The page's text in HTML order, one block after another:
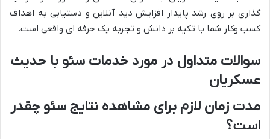
گذاری بر روی رشد پایدار افزایش دید آنلاین و دستیابی به اهداف
کسب وکار شما با تکیه بر دانش و تجربه یک حرفه ای واقعی است.
سوالات متداول در مورد خدمات سئو با حدیث
عسکریان
مدت زمان لازم برای مشاهده نتایج سئو چقدر
است؟